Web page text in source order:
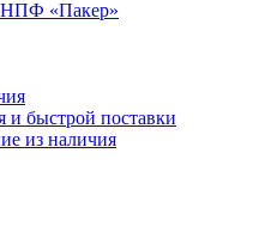
и быстрой поставки